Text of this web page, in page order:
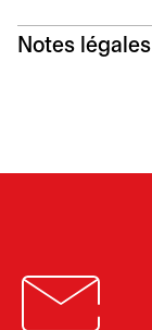
Notes légales